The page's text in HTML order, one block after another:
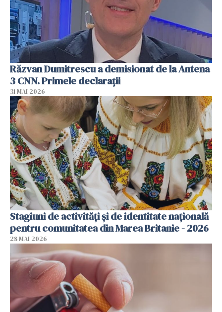
Răzvan Dumitrescu a demisionat de la Antena
3 CNN. Primele declarații
31 MAI 2026
Stagiuni de activități și de identitate națională
pentru comunitatea din Marea Britanie - 2026
28 MAI 2026